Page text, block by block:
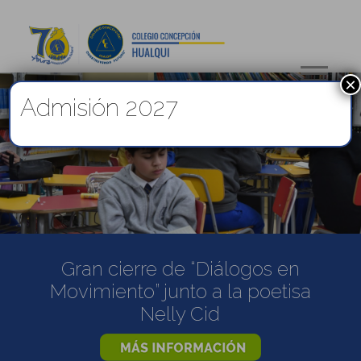
Gran cierre de “Diálogos en
Movimiento” junto a la poetisa
Nelly Cid
Admisión 2027
×